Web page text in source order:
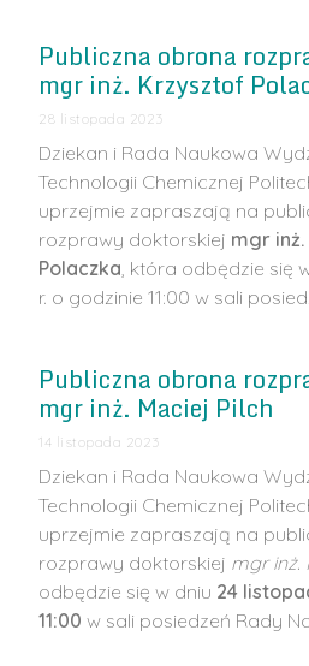
Publiczna obrona
mgr inż. Krzysztof
28 listopada 2023
Dziekan i Rada Naukowa
Technologii Chemicznej
uprzejmie zapraszają na
rozprawy doktorskiej mgr
Polaczka, która odbędzie się
r. o godzinie 11:00 w sali
Publiczna obrona
mgr inż. Maciej Pilch
14 listopada 2023
Dziekan i Rada Naukowa
Technologii Chemicznej
uprzejmie zapraszają na
rozprawy doktorskiej mgr inż.
odbędzie się w dniu 24
11:00 w sali posiedzeń Rady